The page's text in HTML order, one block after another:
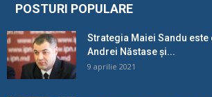
POSTURI POPULARE
Strategia Maiei Sandu
Andrei Năstase și...
9 aprilie 2021